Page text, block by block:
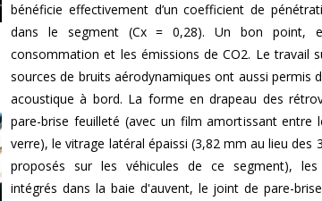
bénéficie effectivement d’un coefficient de
dans le segment (Cx = 0,28). Un bon point,
consommation et les émissions de CO2. Le travail
sources de bruits aérodynamiques ont aussi permis
acoustique à bord. La forme en drapeau des
pare-brise feuilleté (avec un film amortissant entre
verre), le vitrage latéral épaissi (3,82 mm au lieu des
proposés sur les véhicules de ce segment), les
intégrés dans la baie d'auvent, le joint de pare-